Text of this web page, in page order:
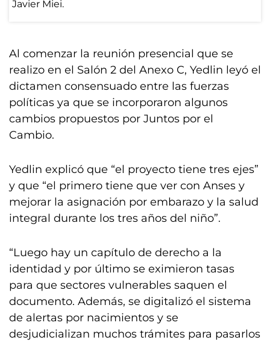
Al comenzar la reunión presencial que se
realizo en el Salón 2 del Anexo C, Yedlin leyó el
dictamen consensuado entre las fuerzas
políticas ya que se incorporaron algunos
cambios propuestos por Juntos por el
Cambio.
Yedlin explicó que “el proyecto tiene tres ejes”
y que “el primero tiene que ver con Anses y
mejorar la asignación por embarazo y la salud
integral durante los tres años del niño”.
“Luego hay un capítulo de derecho a la
identidad y por último se eximieron tasas
para que sectores vulnerables saquen el
documento. Además, se digitalizó el sistema
de alertas por nacimientos y se
desjudicializan muchos trámites para pasarlos